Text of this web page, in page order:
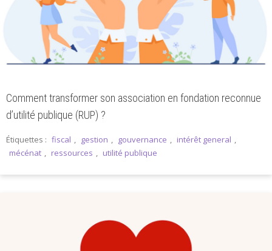
Comment transformer son association en fondation reconnue
d’utilité publique (RUP) ?
Étiquettes : fiscal , gestion , gouvernance , intérêt general ,
mécénat , ressources , utilité publique